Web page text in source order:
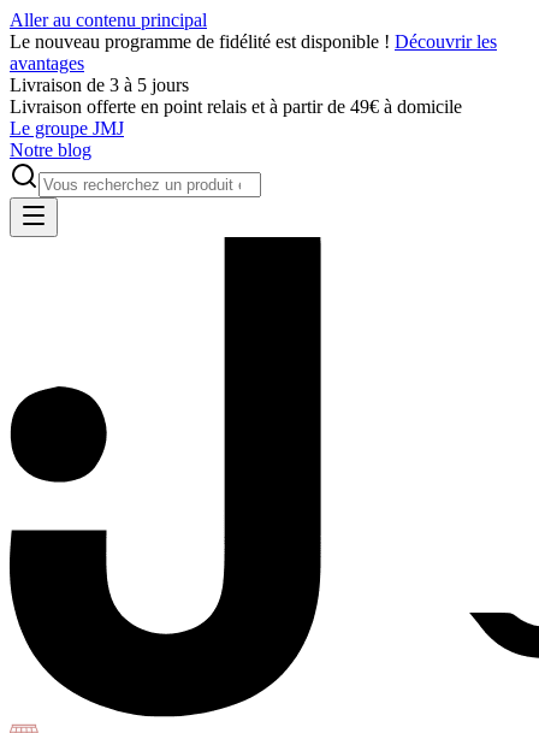
Aller au contenu principal
Le nouveau programme de fidélité est disponible ! Découvrir les
avantages
Livraison de 3 à 5 jours
Livraison offerte en point relais et à partir de 49€ à domicile
Le groupe JMJ
Notre blog